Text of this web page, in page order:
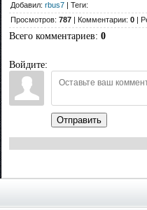
Добавил: rbus7 | Теги:
Просмотров: 787 | Комментарии: 0 |
Всего комментариев: 0
Войдите:
Отправить